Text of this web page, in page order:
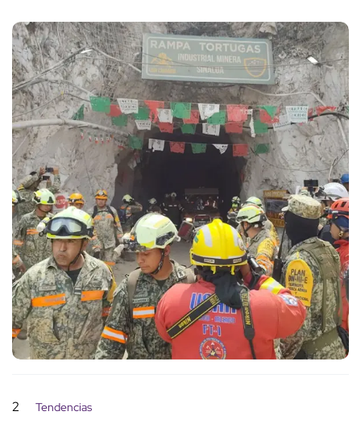
2 Tendencias